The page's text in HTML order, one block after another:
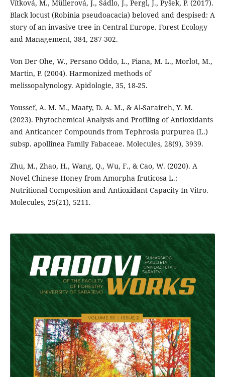
Vítková, M., Müllerová, J., Sádlo, J., Pergl, J., Pyšek, P. (2017).
Black locust (Robinia pseudoacacia) beloved and despised: A
story of an invasive tree in Central Europe. Forest Ecology
and Management, 384, 287-302.
Von Der Ohe, W., Persano Oddo, L., Piana, M. L., Morlot, M.,
Martin, P. (2004). Harmonized methods of
melissopalynology. Apidologie, 35, 18-25.
Youssef, A. M. M., Maaty, D. A. M., & Al-Saraireh, Y. M.
(2023). Phytochemical Analysis and Profiling of Antioxidants
and Anticancer Compounds from Tephrosia purpurea (L.)
subsp. apollinea Family Fabaceae. Molecules, 28(9), 3939.
Zhu, M., Zhao, H., Wang, Q., Wu, F., & Cao, W. (2020). A
Novel Chinese Honey from Amorpha fruticosa L.:
Nutritional Composition and Antioxidant Capacity In Vitro.
Molecules, 25(21), 5211.